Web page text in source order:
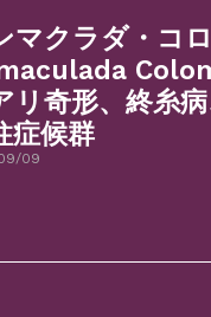
マクラダ・コ
リ奇形、終糸
症候群
09